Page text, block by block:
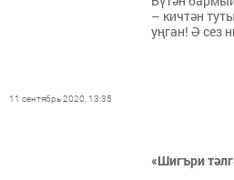
– кичтән
уңган! Ә сез
11 сентябрь 2020, 13:35
«Шигъри